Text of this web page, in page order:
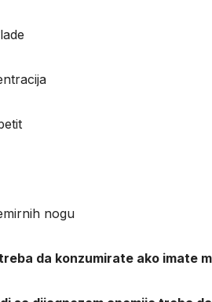
nogu
da konzumirate ako imate